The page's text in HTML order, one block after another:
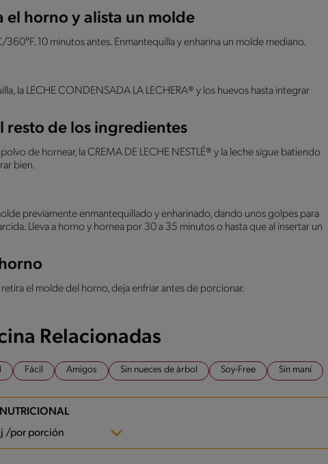
el horno y alista un molde
360°F. 10 minutos antes. Enmantequilla y enharina un molde mediano.
la LECHE CONDENSADA LA LECHERA® y los huevos hasta integrar
resto de los ingredientes
de hornear, la CREMA DE LECHE NESTLÉ® y la leche sigue batiendo
bien.
previamente enmantequillado y enharinado, dando unos golpes para
Lleva a horno y hornea por 30 a 35 minutos o hasta que al insertar un
el molde del horno, deja enfriar antes de porcionar.
Relacionadas
Fácil Amigos Sin nueces de árbol Soy-Free Sin maní
/por porción